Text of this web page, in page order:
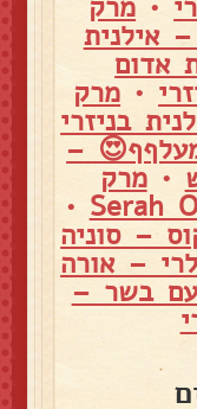
אילנית
אדום
• מרק
בניזרי
–
•מרק
•
– סוניה
– אורה
בשר –